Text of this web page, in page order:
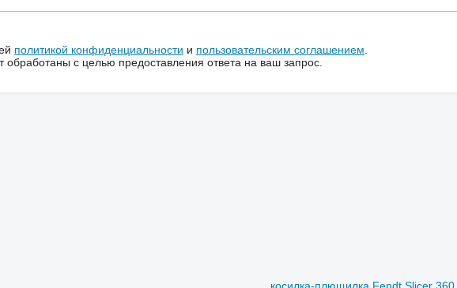
политикой конфиденциальности и пользовательским соглашением
с целью предоставления ответа на ваш запрос.
косилка-плющилка Fendt Slicer 360